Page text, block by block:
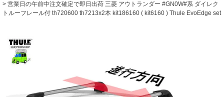
営業日の午前中注文確定で即日出荷 三菱 アウトランダー #GN0W#系 ダイレク
トルーフレール付 th720600 th7213x2本 kit186160 ( kit6160 ) Thule EvoEdge set